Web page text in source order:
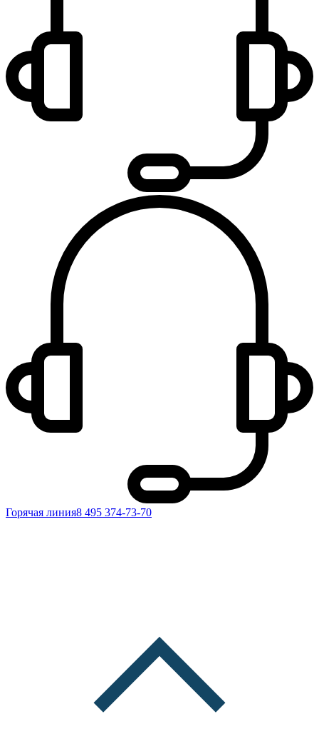
Горячая линия8 495 374-73-70